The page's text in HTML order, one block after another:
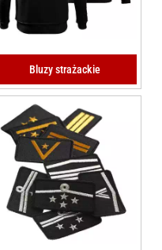
Bluzy strażackie